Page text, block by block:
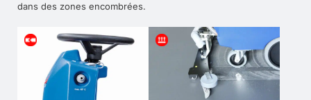
dans des zones encombrées.